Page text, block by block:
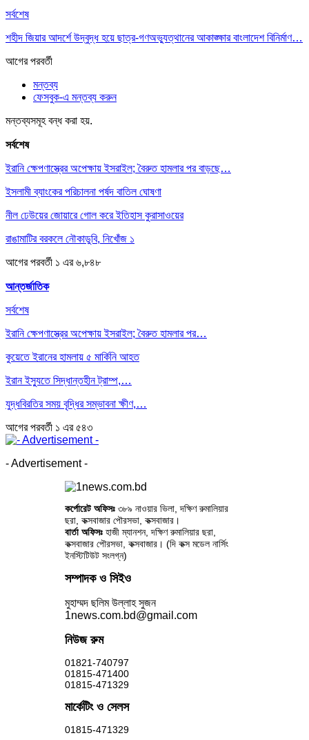
সর্বশেষ
শহীদ জিয়ার আদর্শে উদ্বুদ্ধ হয়ে ছাত্র-গণঅভ্যুত্থানের আকাঙ্ক্ষার বাংলাদেশ বিনির্মাণ…
আগেরপরবর্তী
মন্তব্য
ফেসবুক-এ মন্তব্য করুন
মন্তব্যসমূহ বন্ধ করা হয়.
সর্বশেষ
ইরানি ক্ষেপণাস্ত্রের অপেক্ষায় ইসরাইল; বৈরুত হামলার পর বাড়ছে…
ইসলামী ব্যাংকের পরিচালনা পর্ষদ বাতিল ঘোষণা
নীল ঢেউয়ের জোয়ারে গোল করে ইতিহাস কুরাসাওয়ের
রাঙামাটির বরকলে নৌকাডুবি, নিখোঁজ ১
আগেরপরবর্তী ১ এর ৬,৮৪৮
আন্তর্জাতিক
সর্বশেষ
ইরানি ক্ষেপণাস্ত্রের অপেক্ষায় ইসরাইল; বৈরুত হামলার পর…
কুয়েতে ইরানের হামলায় ৫ মার্কিনি আহত
ইরান ইস্যুতে সিদ্ধান্তহীন ট্রাম্প,…
যুদ্ধবিরতির সময় বৃদ্ধির সম্ভাবনা ক্ষীণ,…
আগেরপরবর্তী ১ এর ৫৪৩
- Advertisement -
কর্পোরেট অফিসঃ ৩৮৯ নাওয়ার ভিলা, দক্ষিণ রুমালিয়ার
ছরা, কক্সবাজার পৌরসভা, কক্সবাজার।
বার্তা অফিসঃহাজী ম্যানশন, দক্ষিণ রুমালিয়ার ছরা,
কক্সবাজার পৌরসভা, কক্সবাজার। (দি কক্স মডেল নার্সিং
ইনস্টিটিউট সংলগ্ন)
সম্পাদক ও সিইও
মুহাম্মদ ছলিম উল্লাহ সুজন
1news.com.bd@gmail.com
নিউজ রুম
01821-740797
01815-471400
01815-471329
মার্কেটিং ও সেলস
01815-471329